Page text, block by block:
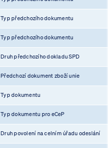
Typ předchozího dokumentu
Typ předchozího dokumentu
Druh předchozího dokladu SPD
Předchozí dokument zboží unie
Typ dokumentu
Typ dokumentu pro eCeP
Druh povolení na celním úřadu odeslání